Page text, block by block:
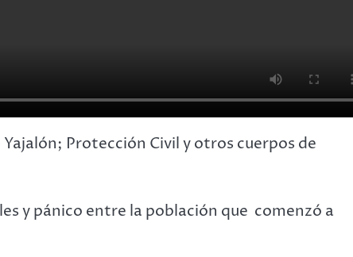
Protección Civil y otros cuerpos de
y pánico entre la población que comenzó a